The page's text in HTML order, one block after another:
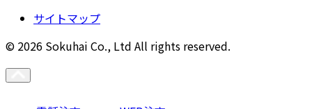
サイトマップ
© 2026 Sokuhai Co., Ltd All rights reserved.